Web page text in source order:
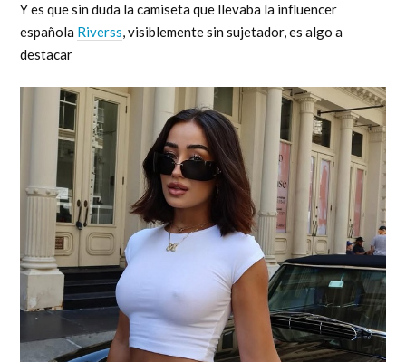
Y es que sin duda la camiseta que llevaba la influencer
española Riverss, visiblemente sin sujetador, es algo a
destacar